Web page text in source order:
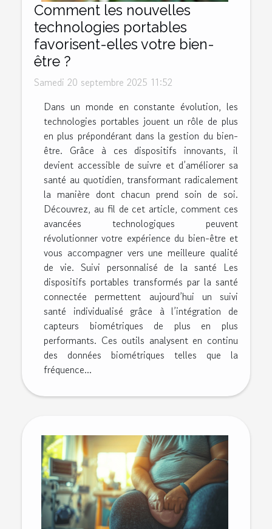
Comment les nouvelles
technologies portables
favorisent-elles votre bien-
être ?
Samedi 20 septembre 2025 11:52
Dans un monde en constante évolution, les
technologies portables jouent un rôle de plus
en plus prépondérant dans la gestion du bien-
être. Grâce à ces dispositifs innovants, il
devient accessible de suivre et d’améliorer sa
santé au quotidien, transformant radicalement
la manière dont chacun prend soin de soi.
Découvrez, au fil de cet article, comment ces
avancées technologiques peuvent
révolutionner votre expérience du bien-être et
vous accompagner vers une meilleure qualité
de vie. Suivi personnalisé de la santé Les
dispositifs portables transformés par la santé
connectée permettent aujourd’hui un suivi
santé individualisé grâce à l’intégration de
capteurs biométriques de plus en plus
performants. Ces outils analysent en continu
des données biométriques telles que la
fréquence...